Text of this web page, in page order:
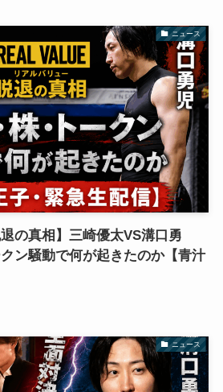
ニュース
の真相】三崎優太VS溝口勇
ン騒動で何が起きたのか【青汁
ニュース